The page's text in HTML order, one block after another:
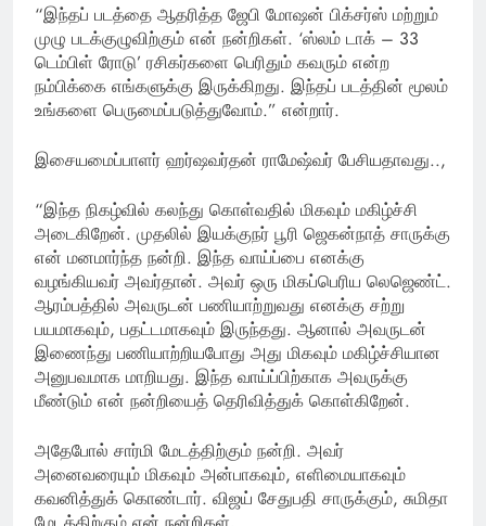
“இந்தப் படத்தை ஆதரித்த ஜேபி மோஷன் பிக்சர்ஸ் மற்றும்
முழு படக்குழுவிற்கும் என் நன்றிகள். ‘ஸ்லம் டாக் – 33
டெம்பிள் ரோடு’ ரசிகர்களை பெரிதும் கவரும் என்ற
நம்பிக்கை எங்களுக்கு இருக்கிறது. இந்தப் படத்தின் மூலம்
உங்களை பெருமைப்படுத்துவோம்.” என்றார்.
இசையமைப்பாளர் ஹர்ஷவர்தன் ராமேஷ்வர் பேசியதாவது..,
“இந்த நிகழ்வில் கலந்து கொள்வதில் மிகவும் மகிழ்ச்சி
அடைகிறேன். முதலில் இயக்குநர் பூரி ஜெகன்நாத் சாருக்கு
என் மனமார்ந்த நன்றி. இந்த வாய்ப்பை எனக்கு
வழங்கியவர் அவர்தான். அவர் ஒரு மிகப்பெரிய லெஜெண்ட்.
ஆரம்பத்தில் அவருடன் பணியாற்றுவது எனக்கு சற்று
பயமாகவும், பதட்டமாகவும் இருந்தது. ஆனால் அவருடன்
இணைந்து பணியாற்றியபோது அது மிகவும் மகிழ்ச்சியான
அனுபவமாக மாறியது. இந்த வாய்ப்பிற்காக அவருக்கு
மீண்டும் என் நன்றியைத் தெரிவித்துக் கொள்கிறேன்.
அதேபோல் சார்மி மேடத்திற்கும் நன்றி. அவர்
அனைவரையும் மிகவும் அன்பாகவும், எளிமையாகவும்
கவனித்துக் கொண்டார். விஜய் சேதுபதி சாருக்கும், சுமிதா